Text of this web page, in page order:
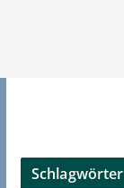
Schlagwörter